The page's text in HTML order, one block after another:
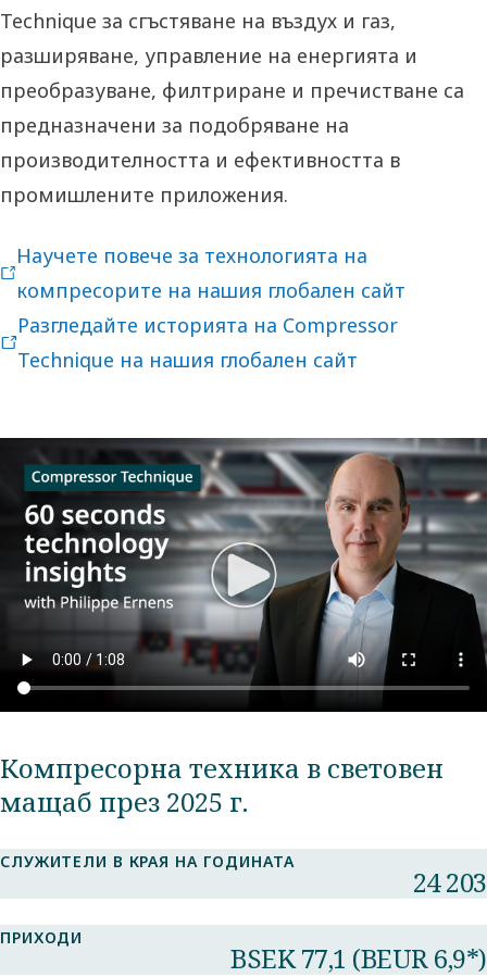
Technique за сгъстяване на въздух и газ,
разширяване, управление на енергията и
преобразуване, филтриране и пречистване са
предназначени за подобряване на
производителността и ефективността в
промишлените приложения.
Научете повече за технологията на
компресорите на нашия глобален сайт
Разгледайте историята на Compressor
Technique на нашия глобален сайт
Компресорна техника в световен
мащаб през 2025 г.
СЛУЖИТЕЛИ В КРАЯ НА ГОДИНАТА
24 203
ПРИХОДИ
BSEK 77,1 (BEUR 6,9*)